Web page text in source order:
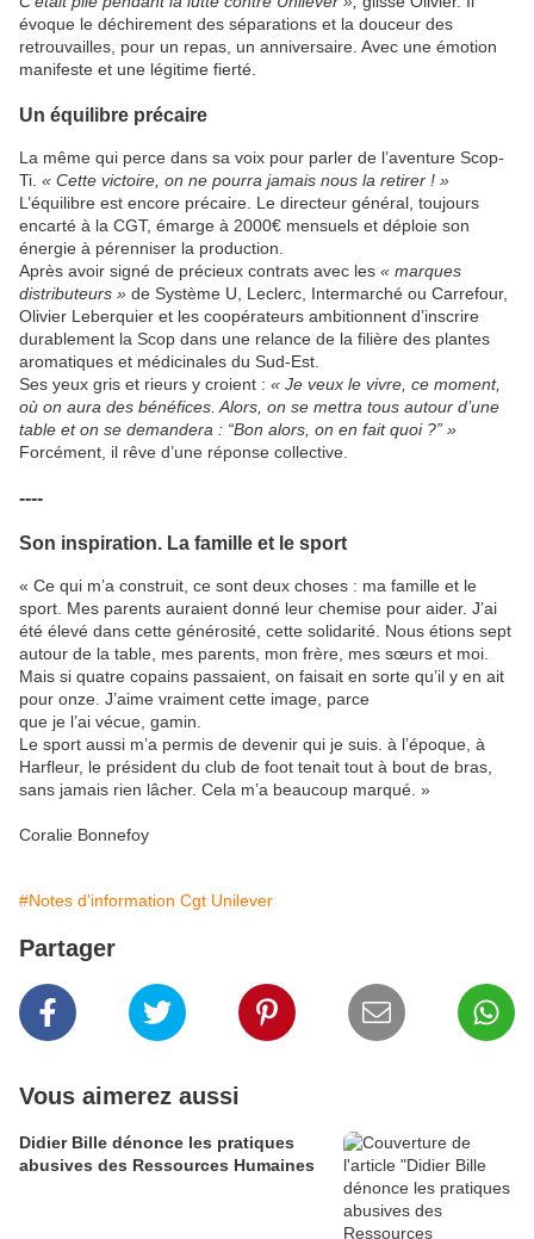
évoque le déchirement des séparations et la douceur des
retrouvailles, pour un repas, un anniversaire. Avec une émotion
manifeste et une légitime fierté.
Un équilibre précaire
La même qui perce dans sa voix pour parler de l’aventure Scop-
Ti. « Cette victoire, on ne pourra jamais nous la retirer ! »
L’équilibre est encore précaire. Le directeur général, toujours
encarté à la CGT, émarge à 2000€ mensuels et déploie son
énergie à pérenniser la production.
Après avoir signé de précieux contrats avec les « marques
distributeurs » de Système U, Leclerc, Intermarché ou Carrefour,
Olivier Leberquier et les coopérateurs ambitionnent d’inscrire
durablement la Scop dans une relance de la filière des plantes
aromatiques et médicinales du Sud-Est.
Ses yeux gris et rieurs y croient : « Je veux le vivre, ce moment,
où on aura des bénéfices. Alors, on se mettra tous autour d’une
table et on se demandera : “Bon alors, on en fait quoi ?” »
Forcément, il rêve d’une réponse collective.
----
Son inspiration. La famille et le sport
« Ce qui m’a construit, ce sont deux choses : ma famille et le
sport. Mes parents auraient donné leur chemise pour aider. J’ai
été élevé dans cette générosité, cette solidarité. Nous étions sept
autour de la table, mes parents, mon frère, mes sœurs et moi.
Mais si quatre copains passaient, on faisait en sorte qu’il y en ait
pour onze. J’aime vraiment cette image, parce
que je l’ai vécue, gamin.
Le sport aussi m’a permis de devenir qui je suis. à l’époque, à
Harfleur, le président du club de foot tenait tout à bout de bras,
sans jamais rien lâcher. Cela m’a beaucoup marqué. »
Coralie Bonnefoy
#Notes d'information Cgt Unilever
Partager
Vous aimerez aussi
Didier Bille dénonce les pratiques
abusives des Ressources Humaines